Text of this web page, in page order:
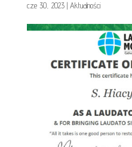
cze 30, 2023| Aktualności